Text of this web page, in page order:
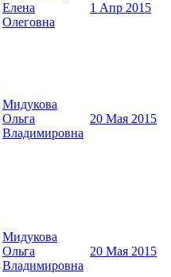
Елена
Олеговна
1 Апр 2015
Мидукова
Ольга
Владимировна
20 Мая 2015
Мидукова
Ольга
Владимировна
20 Мая 2015